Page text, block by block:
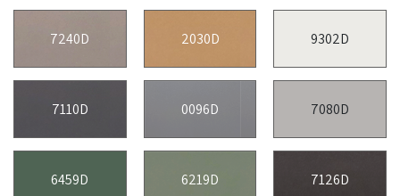
9302D
2030D
7240D
7080D
0096D
7110D
7126D
6219D
6459D